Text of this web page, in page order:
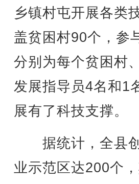
乡镇村屯开展各类
盖贫困村90个，参
分别为每个贫困村
发展指导员4名和1
展有了科技支撑。
据统计，全县创
业示范区达200个